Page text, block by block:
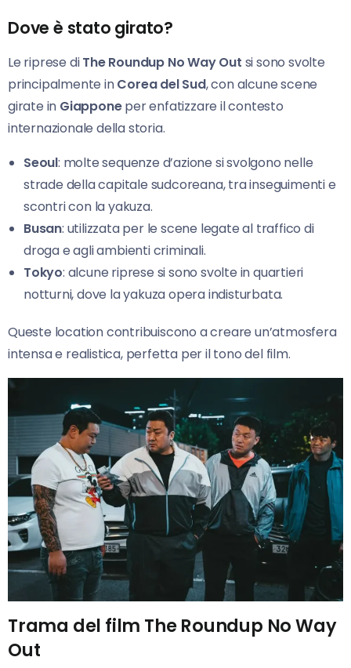
Dove è stato girato?
Le riprese diThe Roundup No Way Out si sono svolte
principalmente inCorea del Sud, con alcune scene
girate in Giapponeper enfatizzare il contesto
internazionale della storia.
Seoul: molte sequenze d’azione si svolgono nelle
strade della capitale sudcoreana, tra inseguimenti e
scontri con la yakuza.
Busan: utilizzata per le scene legate al traffico di
droga e agli ambienti criminali.
Tokyo: alcune riprese si sono svolte in quartieri
notturni, dove la yakuza opera indisturbata.
Queste location contribuiscono a creare un’atmosfera
intensa e realistica, perfetta per il tono del film.
Trama del film The Roundup No Way
Out